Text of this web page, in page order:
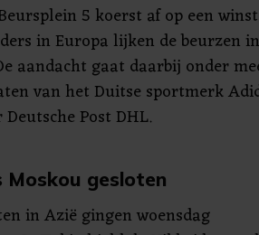
5 koerst af op een
in Europa lijken de beurzen
aandacht gaat daarbij onder
van het Duitse sportmerk
Post DHL.
Moskou gesloten
in Azië gingen woensdag